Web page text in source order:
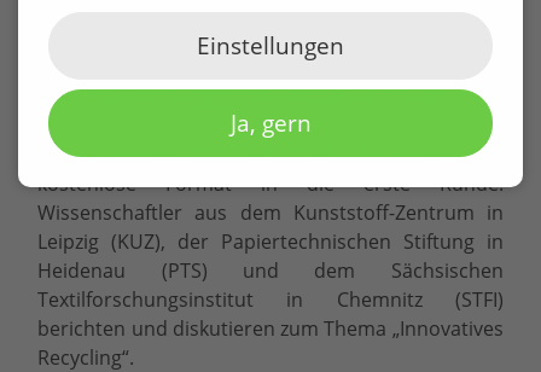
welche neuen Forschungsergebnisse die
Mitgliedsinstitute des Sächsischen
Industrieforschungsgemeinschaft e.V. haben.
Am 21. Januar 2021 um 10.30 Uhr startet das
kostenlose Format in die erste Runde.
Wissenschaftler aus dem Kunststoff-Zentrum in
Leipzig (KUZ), der Papiertechnischen Stiftung in
Heidenau (PTS) und dem Sächsischen
Textilforschungsinstitut in Chemnitz (STFI)
berichten und diskutieren zum Thema „Innovatives
Recycling“.
Einstellungen
Ja, gern